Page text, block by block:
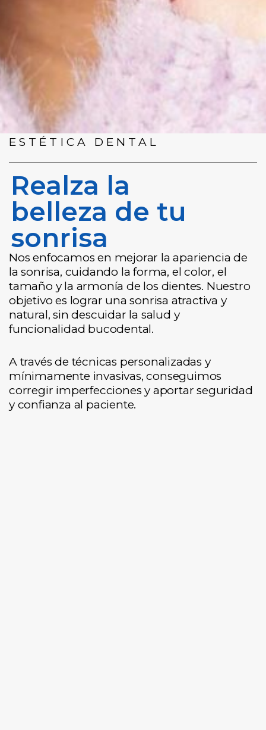
ESTÉTICA DENTAL
Realza la
belleza de tu
sonrisa
Nos enfocamos en mejorar la apariencia de
la sonrisa, cuidando la forma, el color, el
tamaño y la armonía de los dientes. Nuestro
objetivo es lograr una sonrisa atractiva y
natural, sin descuidar la salud y
funcionalidad bucodental.
A través de técnicas personalizadas y
mínimamente invasivas, conseguimos
corregir imperfecciones y aportar seguridad
y confianza al paciente.